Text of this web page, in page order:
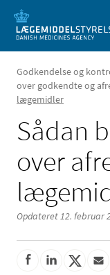
Godkendelse og
over godkendte og
lægemidler
Sådan
over
Opdateret 12. februar